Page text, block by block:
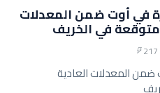
في أوت ضمن المعدلات
في الخريف
ضمن المعدلات العادية